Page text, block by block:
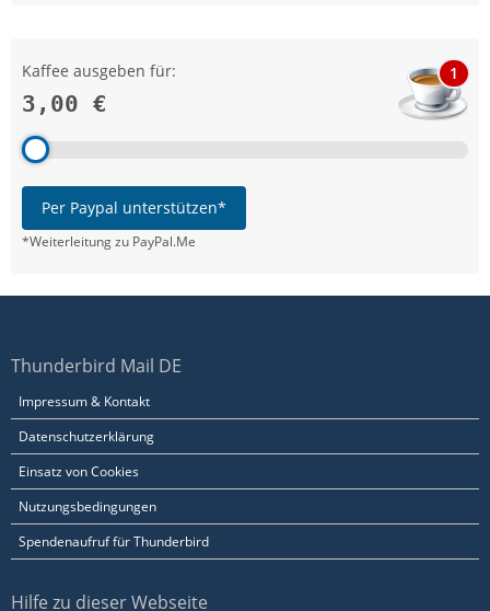
Kaffee ausgeben für:
3,00 €
1
Per Paypal unterstützen*
*Weiterleitung zu PayPal.Me
Thunderbird Mail DE
Impressum & Kontakt
Datenschutzerklärung
Einsatz von Cookies
Nutzungsbedingungen
Spendenaufruf für Thunderbird
Hilfe zu dieser Webseite